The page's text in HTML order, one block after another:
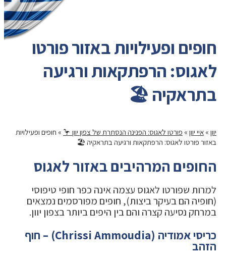
חופים ופעילויות באזור פורטו
לאגוס: הרפתקאות ורגיעה
בתראקיה 🏖️
יוון » איי יוון » פורטו לאגוס: הפנינה הנסתרת של צפון יוון 🦩 » חופים ופעילויות
באזור פורטו לאגוס: הרפתקאות ורגיעה בתראקיה 🏖️
החופים המרהיבים באזור לאגוס
למרות שפורטו לאגוס עצמה אינה כפר חופי טיפוסי
(חופיה הם בעיקר ביצות), חופים מפורסמים נמצאים
במרחק נסיעה קצרה והם בין היפים ביותר בצפון יוון.
כריסי אמודיה (Chrissi Ammoudia) – חוף
הזהב